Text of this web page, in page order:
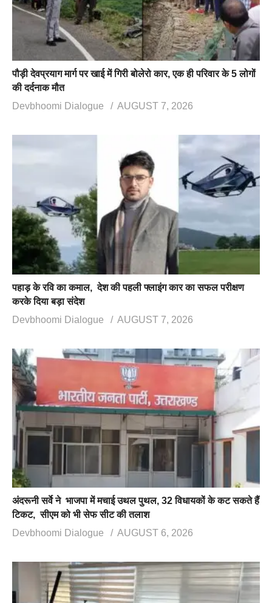
पौड़ी देवप्रयाग मार्ग पर खाई में गिरी बोलेरो कार, एक ही परिवार के 5 लोगों
की दर्दनाक मौत
Devbhoomi Dialogue
AUGUST 7, 2026
पहाड़ के रवि का कमाल, देश की पहली फ्लाइंग कार का सफल परीक्षण
करके दिया बड़ा संदेश
Devbhoomi Dialogue
AUGUST 7, 2026
अंदरूनी सर्वे ने भाजपा में मचाई उथल पुथल, 32 विधायकों के कट सकते हैं
टिकट, सीएम को भी सेफ सीट की तलाश
Devbhoomi Dialogue
AUGUST 6, 2026